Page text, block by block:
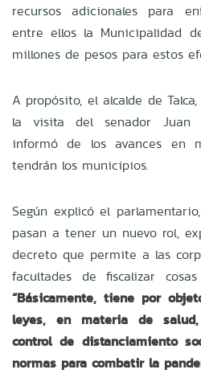
recursos adicionales para
entre ellos la Municipalidad
millones de pesos para estos
A propósito, el alcalde de
la visita del senador Juan
informó de los avances en
tendrán los municipios.
Según explicó el
pasan a tener un nuevo rol,
decreto que permite a las
facultades de fiscalizar
“Básicamente, tiene por
leyes, en materia de
control de distanciamiento
normas para combatir la